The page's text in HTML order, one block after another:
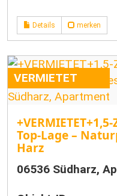
Details merken
VERMIETET
Top-Lage –
Harz
06536 Südharz,